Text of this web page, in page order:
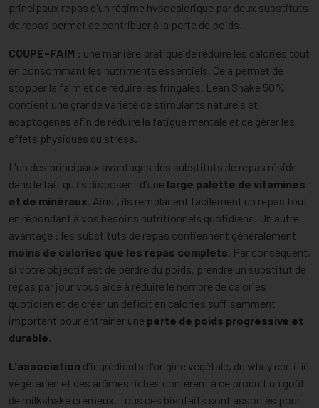
principaux repas d'un régime hypocalorique par deux substituts
de repas permet de contribuer à la perte de poids.
COUPE-FAIM : une manière pratique de réduire les calories tout
en consommant les nutriments essentiels. Cela permet de
stopper la faim et de réduire les fringales. Lean Shake 50%
contient une grande variété de stimulants naturels et
adaptogènes afin de réduire la fatigue mentale et de gérer les
effets physiques du stress.
L'un des principaux avantages des substituts de repas réside
dans le fait qu'ils disposent d'une large palette de vitamines
et de minéraux. Ainsi, ils remplacent facilement un repas tout
en répondant à vos besoins nutritionnels quotidiens. Un autre
avantage : les substituts de repas contiennent généralement
moins de calories que les repas complets. Par conséquent,
si votre objectif est de perdre du poids, prendre un substitut de
repas par jour vous aide à réduire le nombre de calories
quotidien et de créer un déficit en calories suffisamment
important pour entraîner une perte de poids progressive et
durable.
L'association d'ingrédients d'origine végétale, du whey certifié
végétarien et des arômes riches confèrent à ce produit un goût
de milkshake crémeux. Tous ces bienfaits sont associés pour